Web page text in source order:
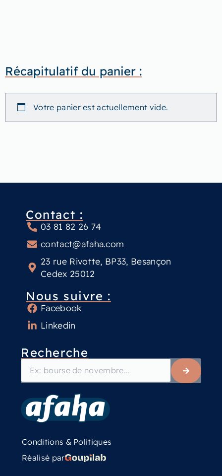
Récapitulatif du panier :
Votre panier est actuellement vide.
Recherche
Conditions & Politiques
Réalisé par
Contact :
03 81 82 26 74
contact@afaha.com
23 rue Rivotte, BP33, Besançon
Cedex 25012
Nous suivre :
Facebook
Linkedin